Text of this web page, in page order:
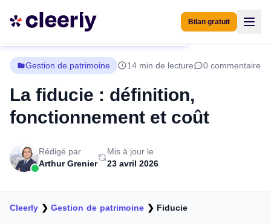
Bilan gratuit
Gestion de patrimoine 14 min de lecture 0 commentaire
La fiducie : définition,
fonctionnement et coût
Rédigé par
Arthur Grenier
Mis à jour le
23 avril 2026
Cleerly ❯Gestion de patrimoine❯ Fiducie